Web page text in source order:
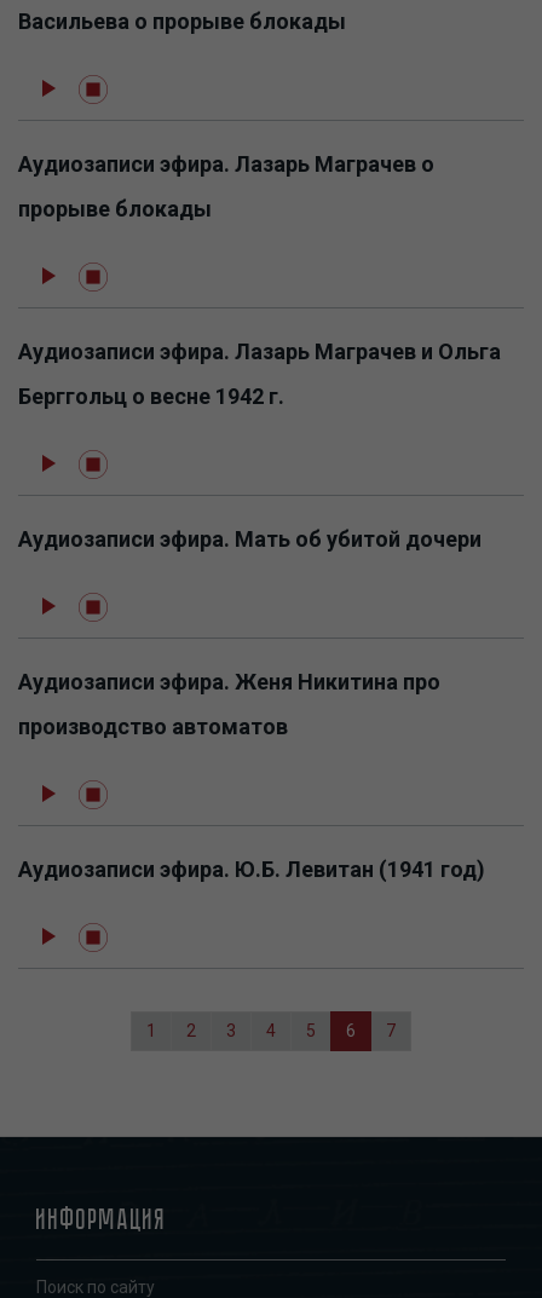
Васильева о прорыве блокады
Аудиозаписи эфира. Лазарь Маграчев о
прорыве блокады
Аудиозаписи эфира. Лазарь Маграчев и Ольга
Берггольц о весне 1942 г.
Аудиозаписи эфира. Мать об убитой дочери
Аудиозаписи эфира. Женя Никитина про
производство автоматов
Аудиозаписи эфира. Ю.Б. Левитан (1941 год)
Page
1 Page
2 Page
3 Page
4 Page
5
Текущая
страница
6 Page
7
Информация
Поиск по сайту